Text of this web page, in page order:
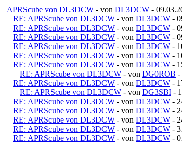
APRScube von DL3DCW - von DL3DCW -
RE: APRScube von DL3DCW - von DL3DCW -
RE: APRScube von DL3DCW - von DL3DCW -
RE: APRScube von DL3DCW - von DL3DCW -
RE: APRScube von DL3DCW - von DL3DCW -
RE: APRScube von DL3DCW - von DL3DCW -
RE: APRScube von DL3DCW - von DL3DCW -
RE: APRScube von DL3DCW - von DG0ROB -
RE: APRScube von DL3DCW - von DL3DCW -
RE: APRScube von DL3DCW - von DG3SBI -
RE: APRScube von DL3DCW - von DL3DCW -
RE: APRScube von DL3DCW - von DL3DCW -
RE: APRScube von DL3DCW - von DL3DCW -
RE: APRScube von DL3DCW - von DL3DCW -
RE: APRScube von DL3DCW - von DL3DCW -